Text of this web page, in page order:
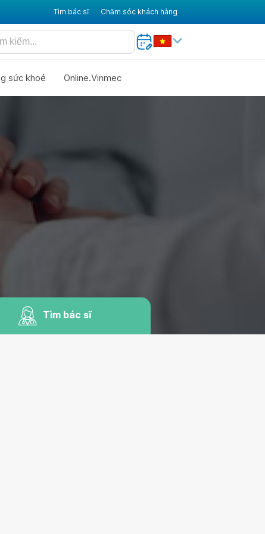
Tìm bác sĩ Chăm sóc khách hàng
sức khoẻ Online.Vinmec
Tìm bác sĩ